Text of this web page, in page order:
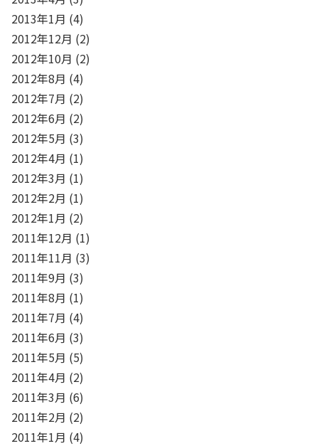
2013年1月 (4)
2012年12月 (2)
2012年10月 (2)
2012年8月 (4)
2012年7月 (2)
2012年6月 (2)
2012年5月 (3)
2012年4月 (1)
2012年3月 (1)
2012年2月 (1)
2012年1月 (2)
2011年12月 (1)
2011年11月 (3)
2011年9月 (3)
2011年8月 (1)
2011年7月 (4)
2011年6月 (3)
2011年5月 (5)
2011年4月 (2)
2011年3月 (6)
2011年2月 (2)
2011年1月 (4)